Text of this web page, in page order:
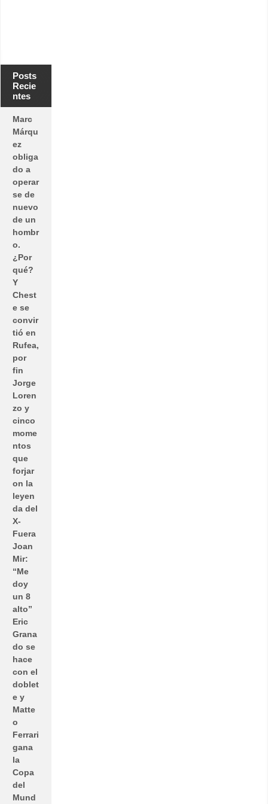
Posts
Recie
ntes
Marc
Márqu
ez
obliga
do a
operar
se de
nuevo
de un
hombr
o.
¿Por
qué?
Y
Chest
e se
convir
tió en
Rufea,
por
fin
Jorge
Loren
zo y
cinco
mome
ntos
que
forjar
on la
leyen
da del
X-
Fuera
Joan
Mir:
“Me
doy
un 8
alto”
Eric
Grana
do se
hace
con el
doblet
e y
Matte
o
Ferrari
gana
la
Copa
del
Mund